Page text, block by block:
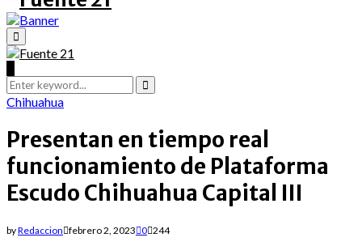
Primary
Menu
Search
for:
Search
Chihuahua
Presentan en tiempo real
funcionamiento de Plataforma
Escudo Chihuahua Capital III
byRedaccion febrero 2, 2023 0 244